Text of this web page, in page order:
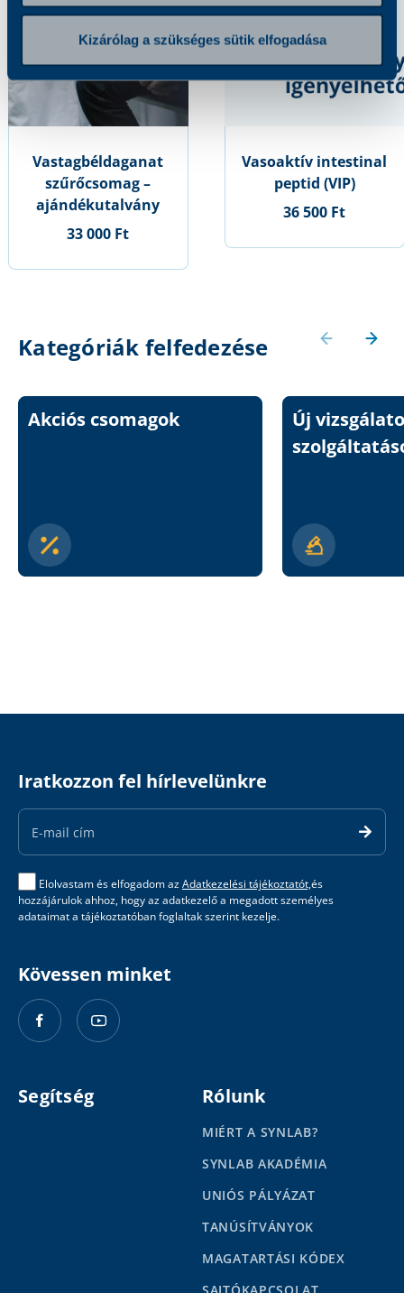
Kizárólag a szükséges sütik elfogadása
Vastagbéldaganat
szűrőcsomag –
ajándékutalvány
33 000 Ft
Vasoaktív intestinal
peptid (VIP)
36 500 Ft
Kategóriák felfedezése
Akciós csomagok
Új
Iratkozzon fel hírlevelünkre
Email
Address
Elolvastam és elfogadom azAdatkezelési tájékoztatót,és
hozzájárulok ahhoz, hogy az adatkezelő a megadott személyes
adataimat a tájékoztatóban foglaltak szerint kezelje.
Kövessen minket
Segítség Rólunk
MIÉRT A SYNLAB?
SYNLAB AKADÉMIA
UNIÓS PÁLYÁZAT
TANÚSÍTVÁNYOK
MAGATARTÁSI KÓDEX